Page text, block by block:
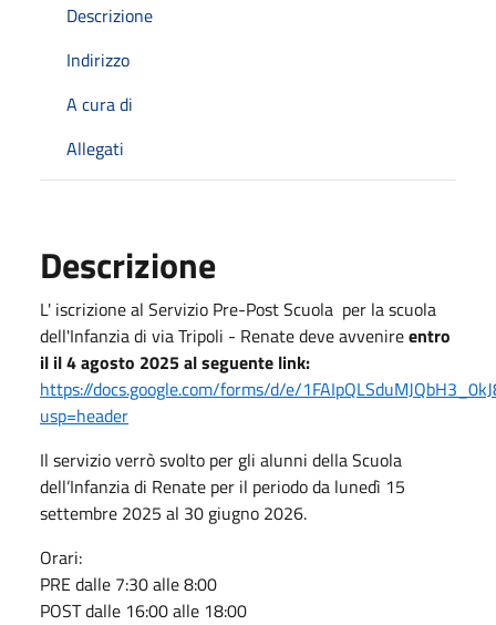
Descrizione
Indirizzo
A cura di
Allegati
Descrizione
L' iscrizione al Servizio Pre-Post Scuola per la scuola
dell'Infanzia di via Tripoli - Renate deve avvenireentro
il il 4 agosto 2025 al seguente link:
https://docs.google.com/forms/d/e/
usp=header
Il servizio verrò svolto per gli alunni della Scuola
dell’Infanzia di Renate per il periodo da lunedì 15
settembre 2025 al 30 giugno 2026.
Orari:
PRE dalle 7:30 alle 8:00
POST dalle 16:00 alle 18:00